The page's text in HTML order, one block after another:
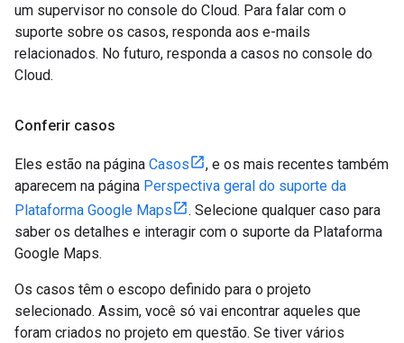
um supervisor no console do Cloud. Para falar com o
suporte sobre os casos, responda aos e-mails
relacionados. No futuro, responda a casos no console do
Cloud.
Conferir casos
Eles estão na página Casos
, e os mais recentes também
aparecem na página Perspectiva geral do suporte da
Plataforma Google Maps
. Selecione qualquer caso para
saber os detalhes e interagir com o suporte da Plataforma
Google Maps.
Os casos têm o escopo definido para o projeto
selecionado. Assim, você só vai encontrar aqueles que
foram criados no projeto em questão. Se tiver vários